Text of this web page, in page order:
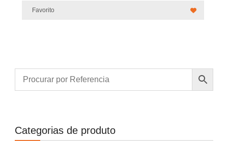
Favorito
Categorias de produto